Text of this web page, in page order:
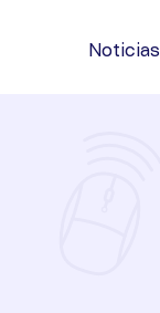
Noticias